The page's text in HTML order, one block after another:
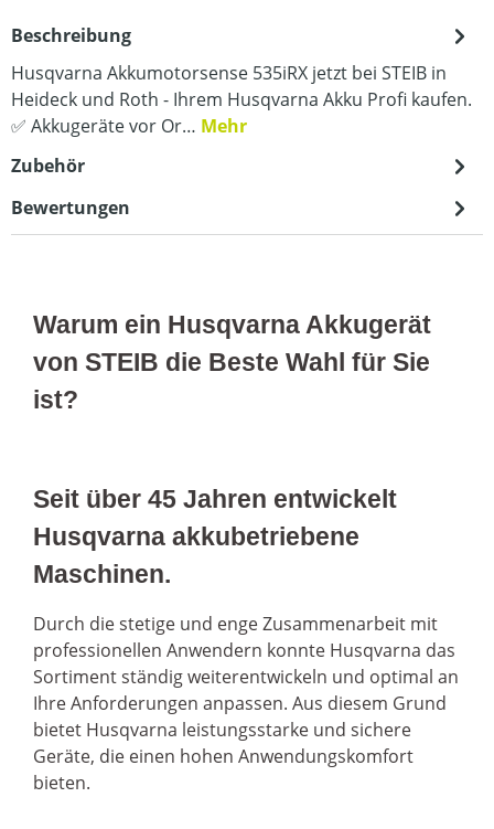
Beschreibung
Husqvarna Akkumotorsense 535iRX jetzt bei STEIB in
Heideck und Roth - Ihrem Husqvarna Akku Profi kaufen.
✅ Akkugeräte vor Or… Mehr
Zubehör
Bewertungen
Warum ein Husqvarna Akkugerät
von STEIB die Beste Wahl für Sie
ist?
Seit über 45 Jahren entwickelt
Husqvarna akkubetriebene
Maschinen.
Durch die stetige und enge Zusammenarbeit mit
professionellen Anwendern konnte Husqvarna das
Sortiment ständig weiterentwickeln und optimal an
Ihre Anforderungen anpassen. Aus diesem Grund
bietet Husqvarna leistungsstarke und sichere
Geräte, die einen hohen Anwendungskomfort
bieten.